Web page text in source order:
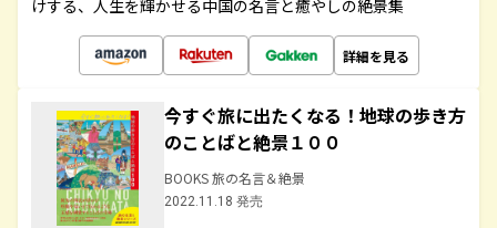
けする、人生を輝かせる中国の名言と癒やしの絶景集
詳細を見る
今すぐ旅に出たくなる！地球の歩き方
のことばと絶景１００
BOOKS 旅の名言＆絶景
2022.11.18 発売